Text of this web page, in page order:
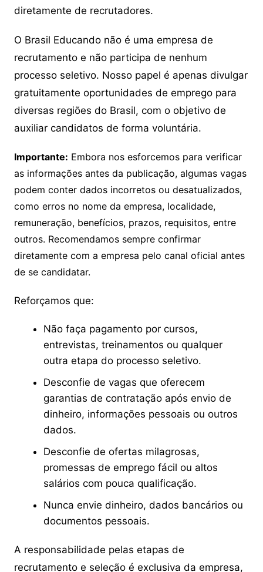
diretamente de recrutadores.
O Brasil Educando não é uma empresa de
recrutamento e não participa de nenhum
processo seletivo. Nosso papel é apenas divulgar
gratuitamente oportunidades de emprego para
diversas regiões do Brasil, com o objetivo de
auxiliar candidatos de forma voluntária.
Importante: Embora nos esforcemos para verificar
as informações antes da publicação, algumas vagas
podem conter dados incorretos ou desatualizados,
como erros no nome da empresa, localidade,
remuneração, benefícios, prazos, requisitos, entre
outros. Recomendamos sempre confirmar
diretamente com a empresa pelo canal oficial antes
de se candidatar.
Reforçamos que:
Não faça pagamento por cursos,
entrevistas, treinamentos ou qualquer
outra etapa do processo seletivo.
Desconfie de vagas que oferecem
garantias de contratação após envio de
dinheiro, informações pessoais ou outros
dados.
Desconfie de ofertas milagrosas,
promessas de emprego fácil ou altos
salários com pouca qualificação.
Nunca envie dinheiro, dados bancários ou
documentos pessoais.
A responsabilidade pelas etapas de
recrutamento e seleção é exclusiva da empresa,